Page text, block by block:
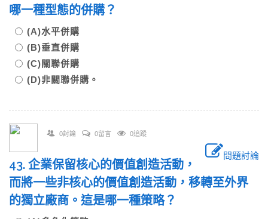
哪一種型態的併購？
(A)水平併購
(B)垂直併購
(C)關聯併購
(D)非關聯併購。
0討論 0留言 0追蹤
問題討論
43. 企業保留核心的價值創造活動，
而將一些非核心的價值創造活動，移轉至外界
的獨立廠商。這是哪一種策略？